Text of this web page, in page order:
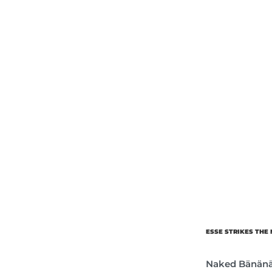
ESSE STRIKES THE
Naked